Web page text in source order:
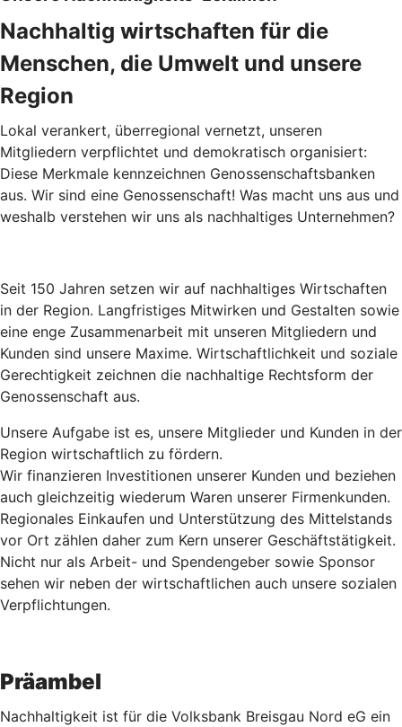
Nachhaltig wirtschaften für die
Menschen, die Umwelt und unsere
Region
Lokal verankert, überregional vernetzt, unseren
Mitgliedern verpflichtet und demokratisch organisiert:
Diese Merkmale kennzeichnen Genossenschaftsbanken
aus. Wir sind eine Genossenschaft! Was macht uns aus und
weshalb verstehen wir uns als nachhaltiges Unternehmen?
Seit 150 Jahren setzen wir auf nachhaltiges Wirtschaften
in der Region. Langfristiges Mitwirken und Gestalten sowie
eine enge Zusammenarbeit mit unseren Mitgliedern und
Kunden sind unsere Maxime. Wirtschaftlichkeit und soziale
Gerechtigkeit zeichnen die nachhaltige Rechtsform der
Genossenschaft aus.
Unsere Aufgabe ist es, unsere Mitglieder und Kunden in der
Region wirtschaftlich zu fördern.
Wir finanzieren Investitionen unserer Kunden und beziehen
auch gleichzeitig wiederum Waren unserer Firmenkunden.
Regionales Einkaufen und Unterstützung des Mittelstands
vor Ort zählen daher zum Kern unserer Geschäftstätigkeit.
Nicht nur als Arbeit- und Spendengeber sowie Sponsor
sehen wir neben der wirtschaftlichen auch unsere sozialen
Verpflichtungen.
Präambel
Nachhaltigkeit ist für die Volksbank Breisgau Nord eG ein